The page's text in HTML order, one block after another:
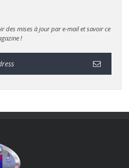
des mises à jour par e-mail et savoir ce
!